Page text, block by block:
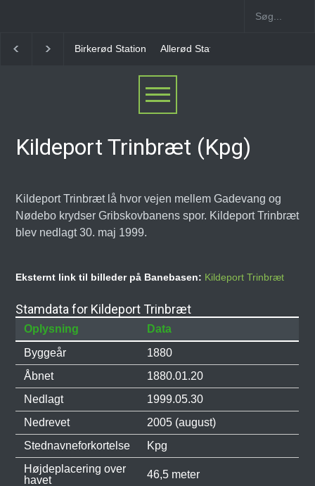
Station Allerød Station Favrholm Station
Kildeport Trinbræt (Kpg)
Kildeport Trinbræt lå hvor vejen mellem Gadevang og
Nødebo krydser Gribskovbanens spor. Kildeport Trinbræt
blev nedlagt 30. maj 1999.
Eksternt link til billeder på Banebasen: Kildeport Trinbræt
Stamdata for Kildeport Trinbræt
Oplysning
Data
Byggeår
1880
Åbnet
1880.01.20
Nedlagt
1999.05.30
Nedrevet
2005 (august)
Stednavneforkortelse
Kpg
Højdeplacering over
havet
46,5 meter